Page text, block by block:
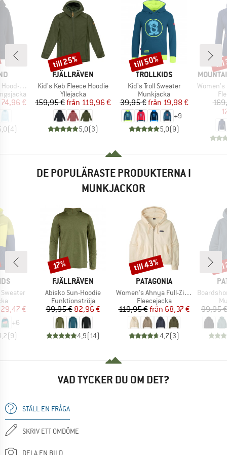
Jacket
pris
74,96 €
(4)
VARUMÄRKE
FJÄLLRÄVEN
Produkter
Kid's Keb Fleece Hoodie
Produktgrupp
Yllejacka
Pris
159,95 € Reducerat pris
från 119,96 €
5,0(3)
Rabatt
till 25%
VARUMÄRKE
TROLLKIDS
Produkter
Kid's Troll Sweater
Produktgrupp
Munkjacka
Pris
39,95 € Reducerat pris
från 19,98 €
+9
5,0(9)
Rabatt
till 50%
Produkter
Women's
DE POPULÄRASTE PRODUKTERNA I
MUNKJACKOR
pris
29,47 €
+6
(9)
VARUMÄRKE
FJÄLLRÄVEN
Produkter
Abisko Sun-Hoodie
Produktgrupp
Funktionströja
Pris
99,95 €Reducerat pris
82,96 €
4,9(14)
Rabatt
17%
VARUMÄRKE
PATAGONIA
Produkter
Women's Ahnya Full-Zip Hoody
Produktgrupp
Fleecejacka
Pris
119,95 € Reducerat pris
från 68,37 €
4,7(3)
Rabatt
till 43%
Produkter
Boardshort
99,95 €
VAD TYCKER DU OM DET?
STÄLL EN FRÅGA
SKRIV ETT OMDÖME
DELA EN BILD